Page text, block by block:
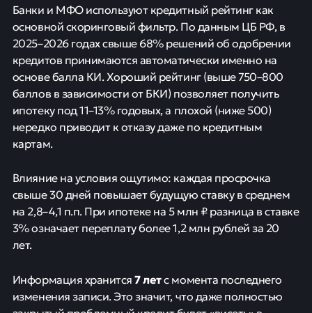
Банки и МФО используют кредитный рейтинг как
основной скоринговый фильтр. По данным ЦБ РФ, в
2025–2026 годах свыше 68% решений об одобрении
кредитов принимаются автоматически именно на
основе балла КИ. Хороший рейтинг (выше 750–800
баллов в зависимости от БКИ) позволяет получить
ипотеку под 11–13% годовых, а плохой (ниже 500)
нередко приводит к отказу даже по кредитным
картам.
Влияние на условия ощутимо: каждая просрочка
свыше 30 дней повышает будущую ставку в среднем
на 2,8–4,1 п.п. При ипотеке на 5 млн ₽ разница в ставке
3% означает переплату более 1,2 млн рублей за 20
лет.
Информация хранится7 летс момента последнего
изменения записи. Это значит, что даже полностью